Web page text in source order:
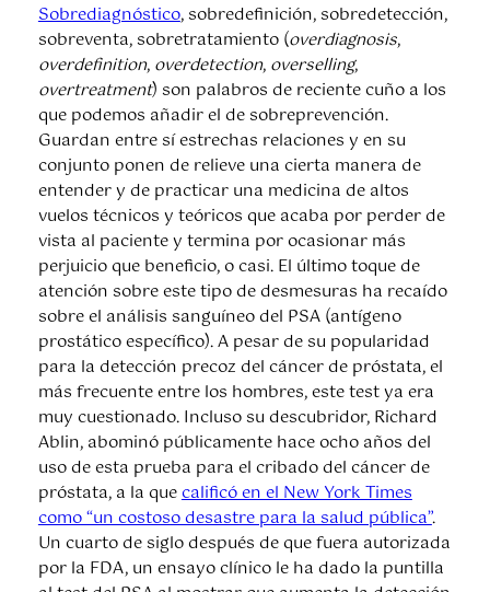
Sobrediagnóstico, sobredefinición, sobredetección,
sobreventa, sobretratamiento (overdiagnosis,
overdefinition, overdetection, overselling,
overtreatment) son palabros de reciente cuño a los
que podemos añadir el de sobreprevención.
Guardan entre sí estrechas relaciones y en su
conjunto ponen de relieve una cierta manera de
entender y de practicar una medicina de altos
vuelos técnicos y teóricos que acaba por perder de
vista al paciente y termina por ocasionar más
perjuicio que beneficio, o casi. El último toque de
atención sobre este tipo de desmesuras ha recaído
sobre el análisis sanguíneo del PSA (antígeno
prostático específico). A pesar de su popularidad
para la detección precoz del cáncer de próstata, el
más frecuente entre los hombres, este test ya era
muy cuestionado. Incluso su descubridor, Richard
Ablin, abominó públicamente hace ocho años del
uso de esta prueba para el cribado del cáncer de
próstata, a la quecalificó en el New York Times
como “un costoso desastre para la salud pública”.
Un cuarto de siglo después de que fuera autorizada
por la FDA, un ensayo clínico le ha dado la puntilla